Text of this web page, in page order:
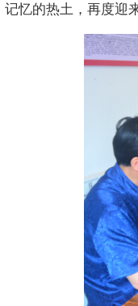
记忆的热土，再度迎